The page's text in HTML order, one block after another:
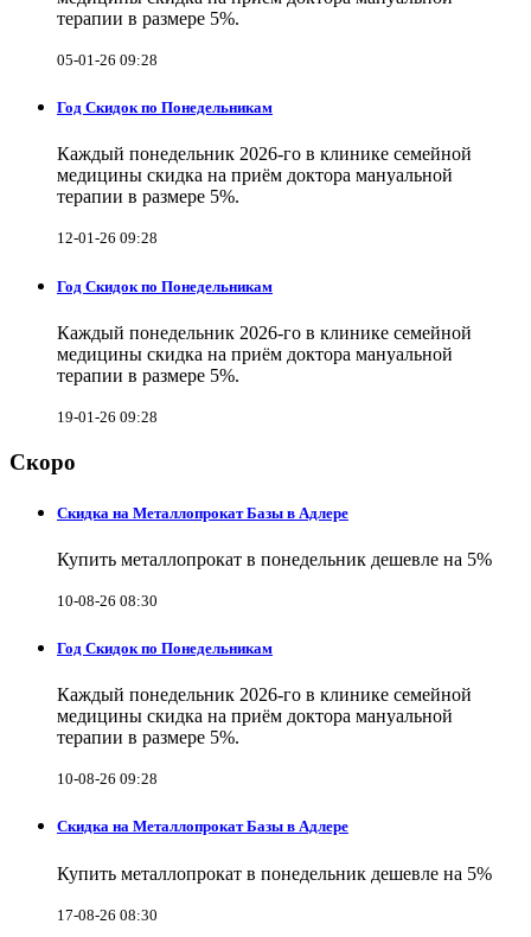
терапии в размере 5%.
05-01-26 09:28
Год Скидок по Понедельникам
Каждый понедельник 2026-го в клинике семейной
медицины скидка на приём доктора мануальной
терапии в размере 5%.
12-01-26 09:28
Год Скидок по Понедельникам
Каждый понедельник 2026-го в клинике семейной
медицины скидка на приём доктора мануальной
терапии в размере 5%.
19-01-26 09:28
Скоро
Скидка на Металлопрокат Базы в Адлере
Купить металлопрокат в понедельник дешевле на 5%
10-08-26 08:30
Год Скидок по Понедельникам
Каждый понедельник 2026-го в клинике семейной
медицины скидка на приём доктора мануальной
терапии в размере 5%.
10-08-26 09:28
Скидка на Металлопрокат Базы в Адлере
Купить металлопрокат в понедельник дешевле на 5%
17-08-26 08:30